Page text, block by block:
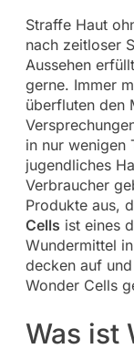
Straffe Haut
nach zeitloser
Aussehen
gerne. Immer
überfluten den
in nur wenigen
jugendliches
Verbraucher
Produkte aus,
Cells ist eines
Wundermittel
decken auf
Wonder Cells
Was ist